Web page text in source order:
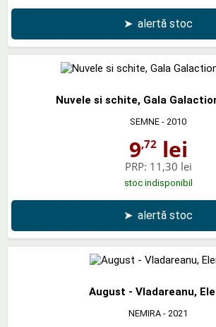
➤ alertă stoc
Nuvele si schite, Gala
SEMNE - 2010
9,72lei
PRP: 11,30 lei
stoc indisponibil
➤ alertă stoc
August - Vladareanu,
NEMIRA - 2021